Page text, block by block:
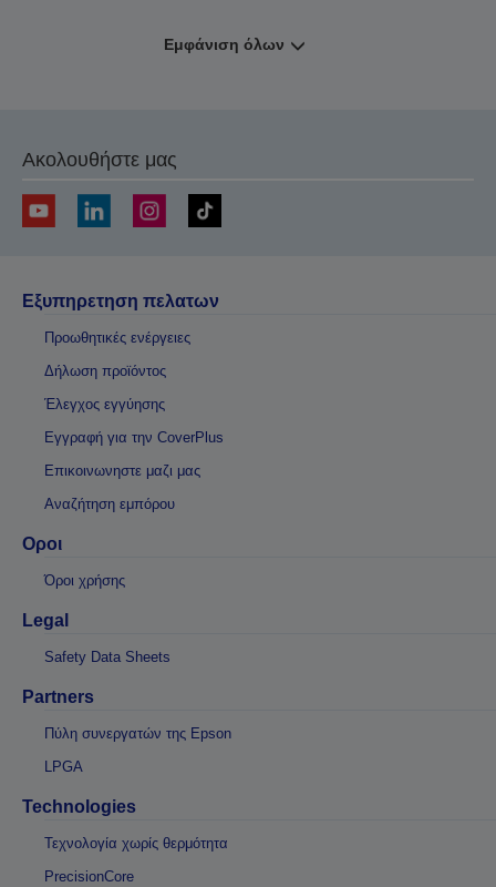
Εμφάνιση όλων
Ακολουθήστε μας
Εξυπηρετηση πελατων
Προωθητικές ενέργειες
Δήλωση προϊόντος
Έλεγχος εγγύησης
Εγγραφή για την CoverPlus
Επικοινωνηστε μαζι μας
Αναζήτηση εμπόρου
Οροι
Όροι χρήσης
Legal
Safety Data Sheets
Partners
Πύλη συνεργατών της Epson
LPGA
Technologies
Τεχνολογία χωρίς θερμότητα
PrecisionCore